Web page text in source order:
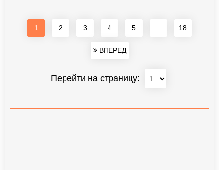
1 2 3 4 5 18
ВПЕРЕД
Перейти на страницу: